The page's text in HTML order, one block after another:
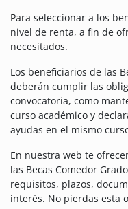
Para seleccionar a los
nivel de renta, a fin de
necesitados.
Los beneficiarios de las
deberán cumplir las
convocatoria, como
curso académico y
ayudas en el mismo
En nuestra web te
las Becas Comedor
requisitos, plazos,
interés. No pierdas esta